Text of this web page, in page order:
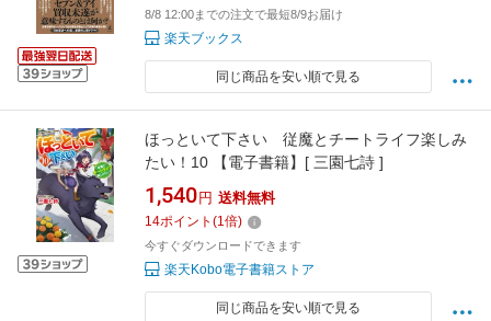
8/8 12:00までの注文で最短8/9お届け
楽天ブックス
同じ商品を安い順で見る
ほっといて下さい 従魔とチートライフ楽しみ
たい！10 【電子書籍】[ 三園七詩 ]
1,540 円 送料無料
14ポイント (1倍)
今すぐダウンロードできます
楽天Kobo電子書籍ストア
同じ商品を安い順で見る